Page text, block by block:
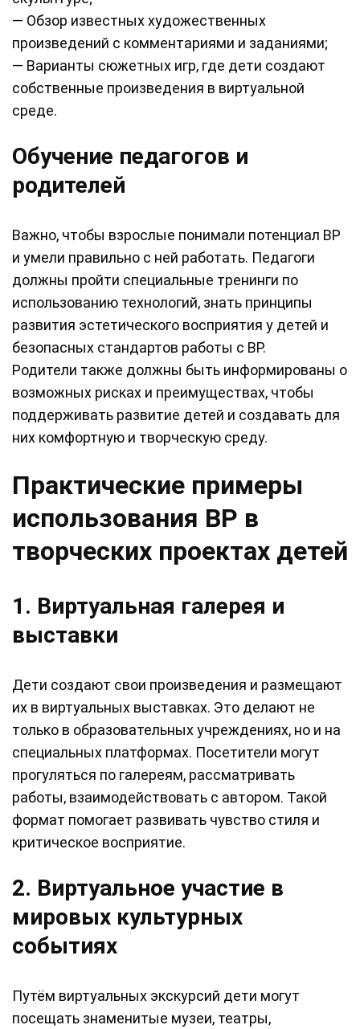
— Обзор известных художественных
произведений с комментариями и заданиями;
— Варианты сюжетных игр, где дети создают
собственные произведения в виртуальной
среде.
Обучение педагогов и
родителей
Важно, чтобы взрослые понимали потенциал ВР
и умели правильно с ней работать. Педагоги
должны пройти специальные тренинги по
использованию технологий, знать принципы
развития эстетического восприятия у детей и
безопасных стандартов работы с ВР.
Родители также должны быть информированы о
возможных рисках и преимуществах, чтобы
поддерживать развитие детей и создавать для
них комфортную и творческую среду.
Практические примеры
использования ВР в
творческих проектах детей
1. Виртуальная галерея и
выставки
Дети создают свои произведения и размещают
их в виртуальных выставках. Это делают не
только в образовательных учреждениях, но и на
специальных платформах. Посетители могут
прогуляться по галереям, рассматривать
работы, взаимодействовать с автором. Такой
формат помогает развивать чувство стиля и
критическое восприятие.
2. Виртуальное участие в
мировых культурных
событиях
Путём виртуальных экскурсий дети могут
посещать знаменитые музеи, театры,